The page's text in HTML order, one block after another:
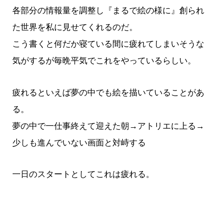
各部分の情報量を調整し『まるで絵の様に』創られ
た世界を私に見せてくれるのだ。
こう書くと何だか寝ている間に疲れてしまいそうな
気がするが毎晩平気でこれをやっているらしい。
疲れるといえば夢の中でも絵を描いていることがあ
る。
夢の中で一仕事終えて迎えた朝→アトリエに上る→
少しも進んでいない画面と対峙する
一日のスタートとしてこれは疲れる。